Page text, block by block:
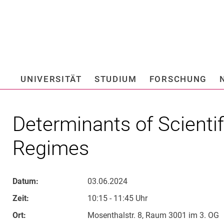
Springe direkt zu:
UNIVERSITÄT STUDIUM FORSCHUNG
Determinants of
Regimes
Datum:
03.06.2024
Zeit:
10:15 - 11:45 Uhr
Ort:
Mosenthalstr. 8, Raum 3001 im 3. OG